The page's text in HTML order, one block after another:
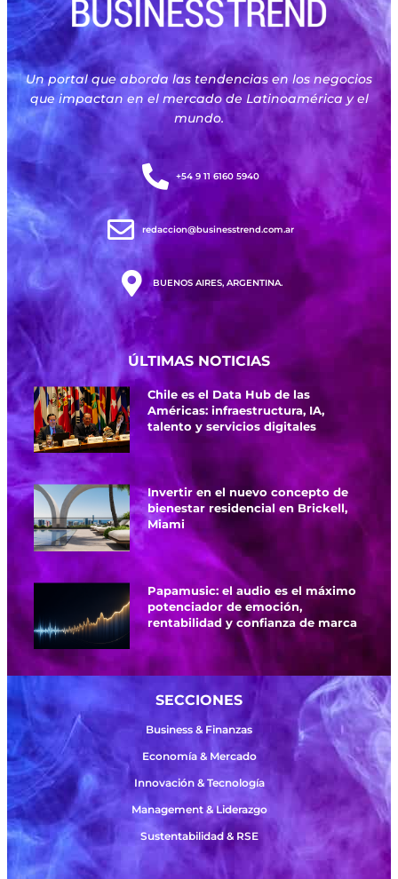
Un portal que aborda las tendencias en los negocios
que impactan en el mercado de Latinoamérica y el
mundo.
+54 9 11 6160 5940
redaccion@businesstrend.com.ar
BUENOS AIRES, ARGENTINA.
ÚLTIMAS NOTICIAS
Chile es el Data Hub de las
Américas: infraestructura, IA,
talento y servicios digitales
Invertir en el nuevo concepto de
bienestar residencial en Brickell,
Miami
Papamusic: el audio es el máximo
potenciador de emoción,
rentabilidad y confianza de marca
SECCIONES
Business & Finanzas
Economía & Mercado
Innovación & Tecnología
Management & Liderazgo
Sustentabilidad & RSE